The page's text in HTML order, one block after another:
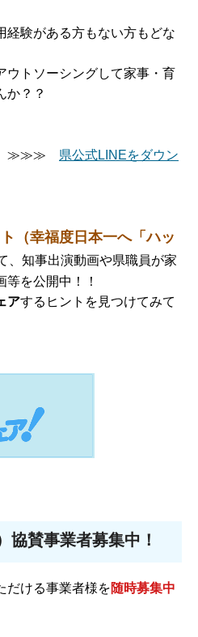
経験がある方もない方もどな
ウトソーシングして家事・育
か？？
！ ≫≫≫ 県公式LINEをダウン
（幸福度日本一へ「ハッ
、知事出演動画や県職員が家
を公開中！！
アするヒントを見つけてみて
協賛事業者募集中！
だける事業者様を随時募集中